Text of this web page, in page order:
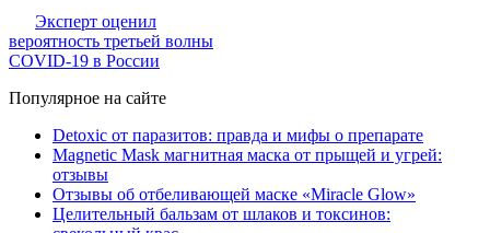
Эксперт оценил
вероятность третьей волны
COVID-19 в России
Популярное на сайте
Detoxic от паразитов: правда и мифы о препарате
Magnetic Mask магнитная маска от прыщей и угрей:
отзывы
Отзывы об отбеливающей маске «Miracle Glow»
Целительный бальзам от шлаков и токсинов: